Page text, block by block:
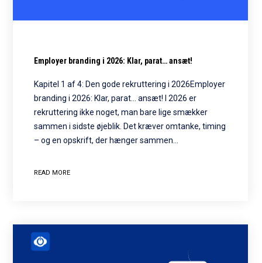
Employer branding i 2026: Klar, parat… ansæt!
Kapitel 1 af 4: Den gode rekruttering i 2026Employer
branding i 2026: Klar, parat… ansæt! I 2026 er
rekruttering ikke noget, man bare lige smækker
sammen i sidste øjeblik. Det kræver omtanke, timing
– og en opskrift, der hænger sammen…
READ MORE